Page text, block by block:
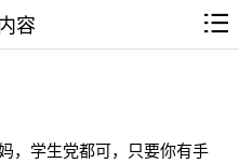
容
，学生党都可，只要你有手